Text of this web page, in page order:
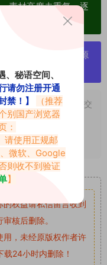
素材高度去重复、逐
封号处理，素材资源
犯了您的权限可以提交
处！原文链接：
的权益请私信留言收到
核后删除。
用，未经原版权作者许
24小时内删除！
秘语空间、
请勿注册开通
禁！】
（推荐
别国产浏览器
：
请使用正规邮
微软、Google
则收不到验证
】